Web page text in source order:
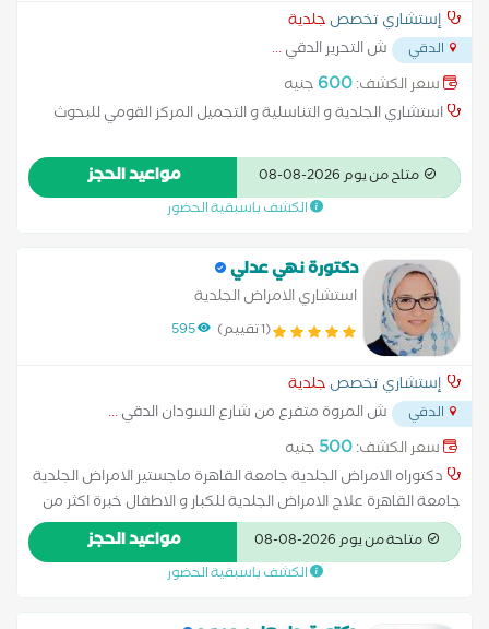
إستشاري تخصص جلدية
الدقي ش التحرير الدقي...
سعر الكشف:600 جنيه
استشاري الجلدية و التناسلية و التجميل المركز القومي للبحوث
متاح من يوم 2026-08-08 مواعيد الحجز
الكشف باسبقية الحضور
دكتورة نهي عدلي
استشاري الامراض الجلدية
(1 تقييم) 595
إستشاري تخصص جلدية
الدقي ش المروة متفرع من شارع السودان الدقي...
سعر الكشف:500 جنيه
دكتوراه الامراض الجلدية جامعة القاهرة ماجستير الامراض الجلدية
جامعة القاهرة علاج الامراض الجلدية للكبار و الاطفال خبرة اكثر من
10 سنوات
متاحة من يوم 2026-08-08 مواعيد الحجز
الكشف باسبقية الحضور